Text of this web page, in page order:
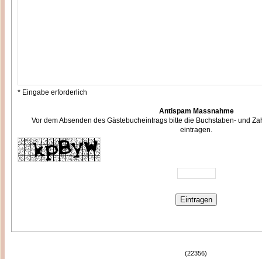
* Eingabe erforderlich
Antispam Massnahme
Vor dem Absenden des Gästebucheintrags bitte die Buchstaben- und
eintragen.
(22356)